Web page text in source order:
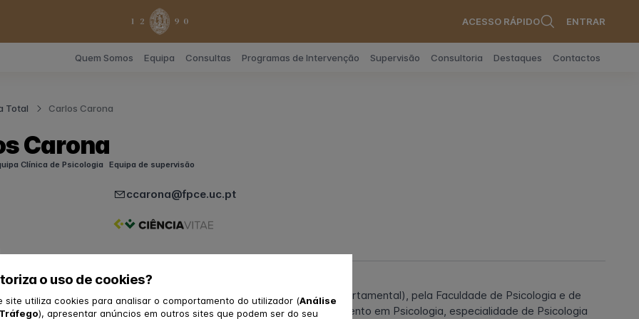
o uso de cookies?
site utiliza cookies para analisar o comportamento do utilizador (Análise
), apresentar anúncios em outros sites que podem ser do seu
ACESSO RÁPIDO ENTRAR
Quem Somos Equipa Consultas Programas de Intervenção Supervisão Consultoria Destaques Contactos
Total Carlos Carona
Carona
Clínica de Psicologia Equipa de supervisão
ccarona@fpce.uc.pt
em Psicologia, ramo de Psicologia Clínica (vertente Cognitivo-Comportamental), pela Faculdade de Psicologia e de
Educação da Universidade de Coimbra – FPCE-UC (2003); Doutoramento em Psicologia, especialidade de Psicologia